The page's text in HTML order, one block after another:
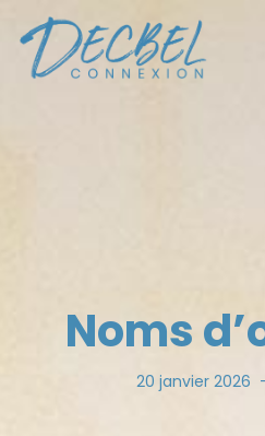
Noms
20 janvier 2026